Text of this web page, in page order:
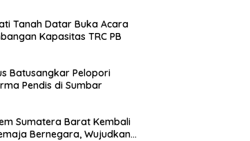
Tanah Datar Buka Acara
Kapasitas TRC PB
Batusangkar Pelopori
Pendis di Sumbar
Sumatera Barat Kembali
Bernegara, Wujudkan